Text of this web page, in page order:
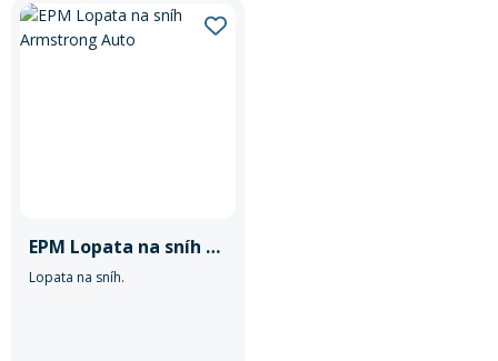
EPM Lopata na sníh Armstrong Auto
Lopata na sníh.